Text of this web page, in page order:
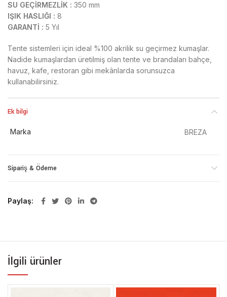
SU GEÇİRMEZLİK : 350 mm
IŞIK HASLIĞI : 8
GARANTİ : 5 Yıl
Tente sistemleri için ideal %100 akrilik su geçirmez kumaşlar.
Nadide kumaşlardan üretilmiş olan tente ve brandaları bahçe,
havuz, kafe, restoran gibi mekânlarda sorunsuzca
kullanabilirsiniz.
Ek bilgi
Marka BREZA
Sipariş & Ödeme
Paylaş
İlgili ürünler